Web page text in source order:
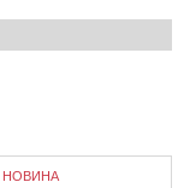
НОВИНА